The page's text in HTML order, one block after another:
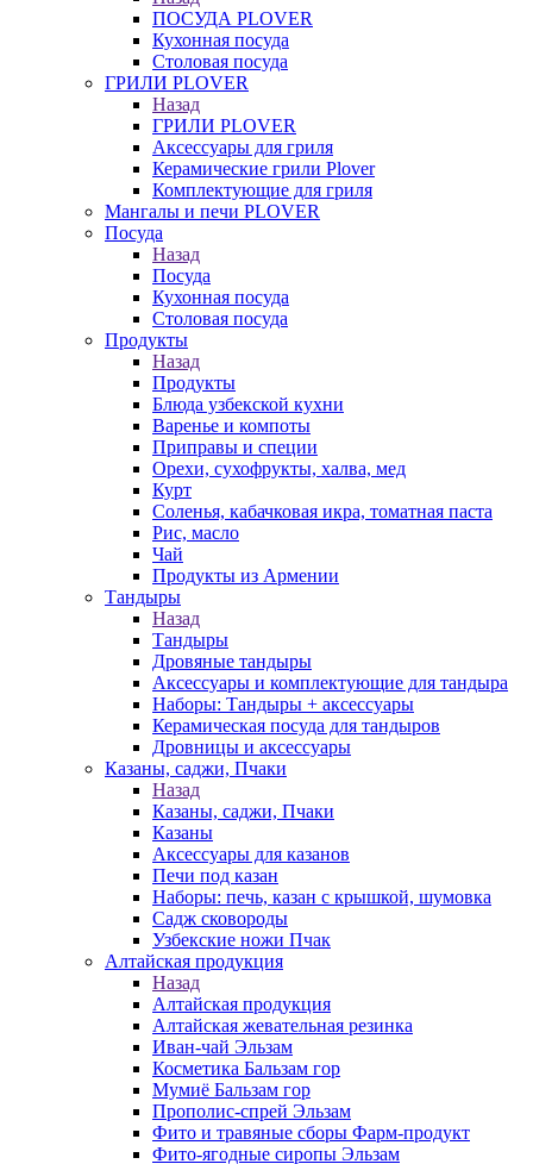
ПОСУДА PLOVER
Кухонная посуда
Столовая посуда
ГРИЛИ PLOVER
Назад
ГРИЛИ PLOVER
Аксессуары для гриля
Керамические грили Plover
Комплектующие для гриля
Мангалы и печи PLOVER
Посуда
Назад
Посуда
Кухонная посуда
Столовая посуда
Продукты
Назад
Продукты
Блюда узбекской кухни
Варенье и компоты
Приправы и специи
Орехи, сухофрукты, халва, мед
Курт
Соленья, кабачковая икра, томатная паста
Рис, масло
Чай
Продукты из Армении
Тандыры
Назад
Тандыры
Дровяные тандыры
Аксессуары и комплектующие для тандыра
Наборы: Тандыры + аксессуары
Керамическая посуда для тандыров
Дровницы и аксессуары
Казаны, саджи, Пчаки
Назад
Казаны, саджи, Пчаки
Казаны
Аксессуары для казанов
Печи под казан
Наборы: печь, казан с крышкой, шумовка
Садж сковороды
Узбекские ножи Пчак
Алтайская продукция
Назад
Алтайская продукция
Алтайская жевательная резинка
Иван-чай Эльзам
Косметика Бальзам гор
Мумиё Бальзам гор
Прополис-спрей Эльзам
Фито и травяные сборы Фарм-продукт
Фито-ягодные сиропы Эльзам